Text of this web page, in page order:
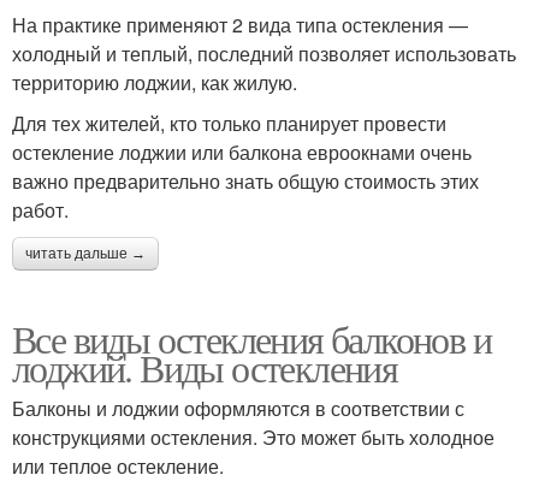
На практике применяют 2 вида типа остекления —
холодный и теплый, последний позволяет использовать
территорию лоджии, как жилую.
Для тех жителей, кто только планирует провести
остекление лоджии или балкона евроокнами очень
важно предварительно знать общую стоимость этих
работ.
читать дальше →
Все виды остекления балконов и
лоджий. Виды остекления
Балконы и лоджии оформляются в соответствии с
конструкциями остекления. Это может быть холодное
или теплое остекление.